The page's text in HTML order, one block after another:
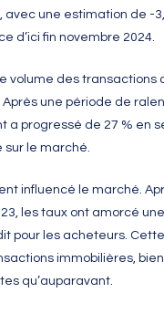
une estimation de -
d’ici fin novembre 2024.
volume des transactions
une période de
a progressé de 27 % en
sur le marché.
influencé le marché.
les taux ont amorcé
pour les acheteurs.
immobilières,
qu’auparavant.